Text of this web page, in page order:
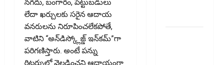
నగదు, బంగారం, పెట్టుబడులు
లేదా ఖర్చులకు సరైన ఆదాయ
వనరులను నిరూపించలేకపోతే,
వాటిని “అన్‌డిస్క్లోజ్డ్ ఇన్‌కమ్”గా
పరిగణిస్తారు. అంటే పన్ను
రిటర్నుల్లో వెల్లడించని ఆదాయంగా